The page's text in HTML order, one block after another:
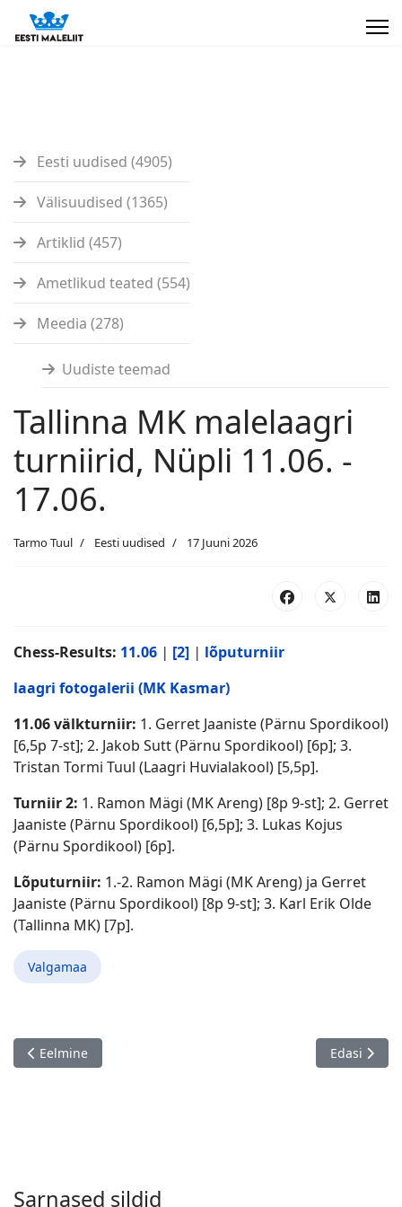
Eesti uudised (4905)
Välisuudised (1365)
Artiklid (457)
Ametlikud teated (554)
Meedia (278)
Uudiste teemad
Tallinna MK malelaagri
turniirid, Nüpli 11.06. -
17.06.
Tarmo Tuul Eesti uudised 17 Juuni 2026
Chess-Results: 11.06 | [2] | lõputurniir
laagri fotogalerii (MK Kasmar)
11.06 välkturniir: 1. Gerret Jaaniste (Pärnu Spordikool)
[6,5p 7-st]; 2. Jakob Sutt (Pärnu Spordikool) [6p]; 3.
Tristan Tormi Tuul (Laagri Huvialakool) [5,5p].
Turniir 2: 1. Ramon Mägi (MK Areng) [8p 9-st]; 2. Gerret
Jaaniste (Pärnu Spordikool) [6,5p]; 3. Lukas Kojus
(Pärnu Spordikool) [6p].
Lõputurniir: 1.-2. Ramon Mägi (MK Areng) ja Gerret
Jaaniste (Pärnu Spordikool) [8p 9-st]; 3. Karl Erik Olde
(Tallinna MK) [7p].
Valgamaa
Eelmine artikkel: Raivo Viidu jaanipäeva turniirid, Saue 20.06.
Eelmine Järgmine
Edasi
Sarnased sildid